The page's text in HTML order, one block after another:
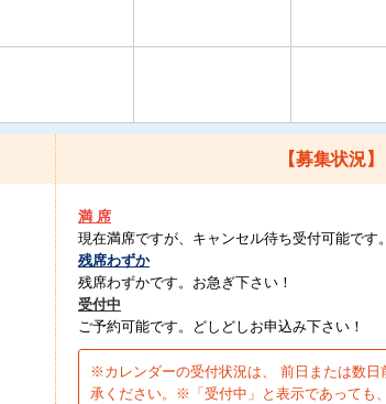
【募集状況】
満 席
現在満席ですが、キャンセル待ち受付可能です
残席わずか
残席わずかです。お急ぎ下さい！
受付中
ご予約可能です。どしどしお申込み下さい！
※カレンダーの受付状況は、 前日または数日
承ください。※「受付中」と表示であっても